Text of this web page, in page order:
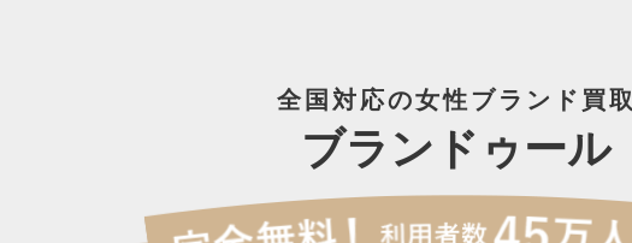
全国対応の女性ブランド買取
ブランドゥール